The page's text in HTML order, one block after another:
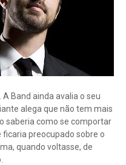
Band ainda avalia o seu
alega que não tem mais
saberia como se comportar
ficaria preocupado sobre o
quando voltasse, de